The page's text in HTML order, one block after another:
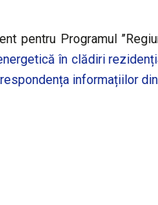
Programul
în clădiri
informațiilor